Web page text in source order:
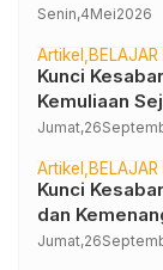
Senin,4Mei2026
Artikel BELAJAR
Kunci
Kemuliaan
Jumat,26
Artikel BELAJAR
Kunci
dan
Jumat,26